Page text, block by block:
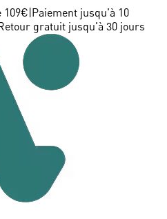
109€ Paiement jusqu'à 10
gratuit jusqu'à 30 jours